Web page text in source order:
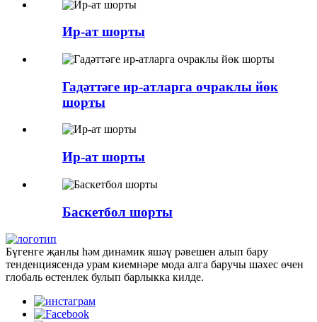
Ир-ат шорты
Гадәттәге ир-атларга очраклы йөк
шорты
Ир-ат шорты
Баскетбол шорты
Бүгенге җанлы һәм динамик яшәү рәвешен алып бару
тенденциясендә урам киемнәре мода алга баручы шәхес өчен
глобаль өстенлек булып барлыкка килде.